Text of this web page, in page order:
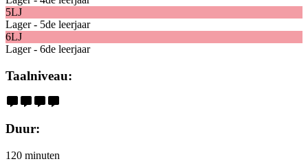
5LJ
Lager - 5de leerjaar
6LJ
Lager - 6de leerjaar
Taalniveau:
Duur:
120 minuten